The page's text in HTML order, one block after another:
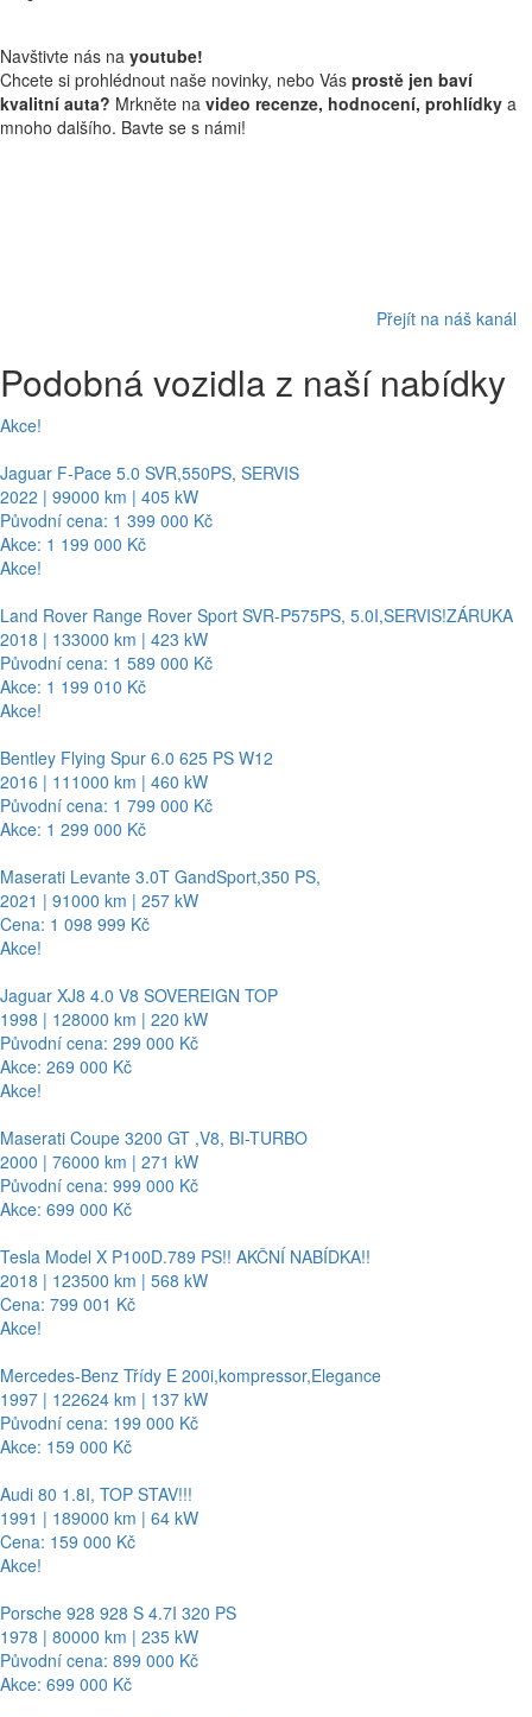
Navštivte nás na youtube!
Chcete si prohlédnout naše novinky, nebo Vás prostě jen baví
kvalitní auta? Mrkněte na video recenze, hodnocení, prohlídky a
mnoho dalšího. Bavte se s námi!
Přejít na náš kanál
Podobná vozidla z naší nabídky
Akce!
Jaguar F-Pace 5.0 SVR,550PS, SERVIS
2022 | 99000 km | 405 kW
Původní cena: 1 399 000 Kč
Akce: 1 199 000 Kč
Akce!
Land Rover Range Rover Sport SVR-P575PS, 5.0I,SERVIS!ZÁRUKA
2018 | 133000 km | 423 kW
Původní cena: 1 589 000 Kč
Akce: 1 199 010 Kč
Akce!
Bentley Flying Spur 6.0 625 PS W12
2016 | 111000 km | 460 kW
Původní cena: 1 799 000 Kč
Akce: 1 299 000 Kč
Maserati Levante 3.0T GandSport,350 PS,
2021 | 91000 km | 257 kW
Cena: 1 098 999 Kč
Akce!
Jaguar XJ8 4.0 V8 SOVEREIGN TOP
1998 | 128000 km | 220 kW
Původní cena: 299 000 Kč
Akce: 269 000 Kč
Akce!
Maserati Coupe 3200 GT ,V8, BI-TURBO
2000 | 76000 km | 271 kW
Původní cena: 999 000 Kč
Akce: 699 000 Kč
Tesla Model X P100D.789 PS!! AKČNÍ NABÍDKA!!
2018 | 123500 km | 568 kW
Cena: 799 001 Kč
Akce!
Mercedes-Benz Třídy E 200i,kompressor,Elegance
1997 | 122624 km | 137 kW
Původní cena: 199 000 Kč
Akce: 159 000 Kč
Audi 80 1.8I, TOP STAV!!!
1991 | 189000 km | 64 kW
Cena: 159 000 Kč
Akce!
Porsche 928 928 S 4.7I 320 PS
1978 | 80000 km | 235 kW
Původní cena: 899 000 Kč
Akce: 699 000 Kč